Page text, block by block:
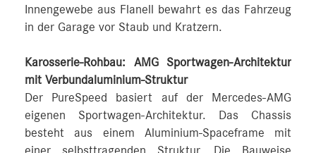
Innengewebe aus Flanell bewahrt es das Fahrzeug
in der Garage vor Staub und Kratzern.
Karosserie-Rohbau: AMG Sportwagen-Architektur
mit Verbundaluminium-Struktur
Der PureSpeed basiert auf der Mercedes-AMG
eigenen Sportwagen-Architektur. Das Chassis
besteht aus einem Aluminium-Spaceframe mit